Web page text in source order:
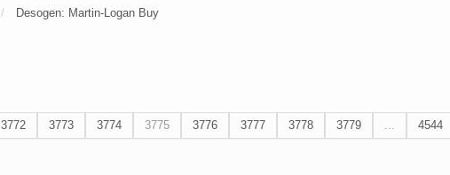
Desogen: Martin-Logan Buy
3772 3773 3774 3775 3776 3777 3778 3779 ... 4544